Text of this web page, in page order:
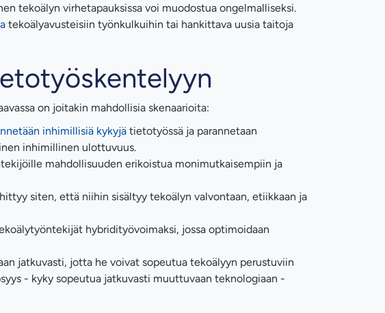
tekoälyn virhetapauksissa voi muodostua ongelmalliseksi.
tekoälyavusteisiin työnkulkuihin tai hankittava uusia taitoja
on joitakin mahdollisia skenaarioita:
inhimillisiä kykyjä tietotyössä ja parannetaan
inhimillinen ulottuvuus.
mahdollisuuden erikoistua monimutkaisempiin ja
siten, että niihin sisältyy tekoälyn valvontaan, etiikkaan ja
hybridityövoimaksi, jossa optimoidaan
jatkuvasti, jotta he voivat sopeutua tekoälyyn perustuviin
- kyky sopeutua jatkuvasti muuttuvaan teknologiaan -